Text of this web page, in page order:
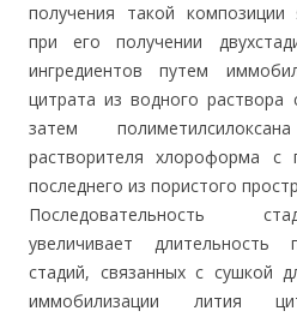
получения такой композиции
при его получении
ингредиентов путем
цитрата из водного
затем
растворителя хлороформа с
последнего из пористого
Последовательность
увеличивает длительность
стадий, связанных с сушкой
иммобилизации лития